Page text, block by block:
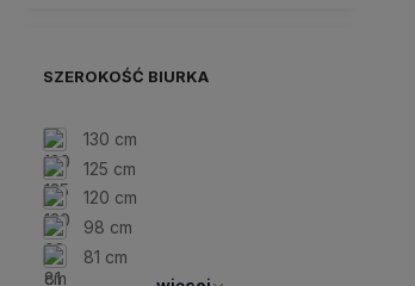
SZEROKOŚĆ BIURKA
130 cm
125 cm
120 cm
98 cm
81 cm